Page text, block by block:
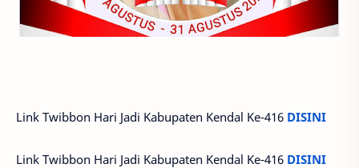
Link Twibbon Hari Jadi Kabupaten Kendal Ke-416 DISINI
Link Twibbon Hari Jadi Kabupaten Kendal Ke-416 DISINI